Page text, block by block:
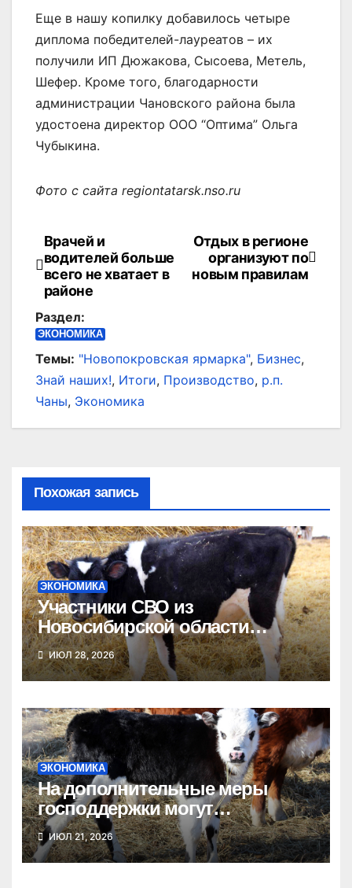
Еще в нашу копилку добавилось четыре
диплома победителей-лауреатов – их
получили ИП Дюжакова, Сысоева, Метель,
Шефер. Кроме того, благодарности
администрации Чановского района была
удостоена директор ООО “Оптима” Ольга
Чубыкина.
Фото с сайта regiontatarsk.nso.ru
Навигация
по
записям
Отдых в регионе
организуют по
новым правилам
Врачей и
водителей больше
всего не хватает в
районе
Раздел:
ЭКОНОМИКА
Темы: "Новопокровская ярмарка", Бизнес,
Знай наших!, Итоги, Производство, р.п.
Чаны, Экономика
Похожая запись
ЭКОНОМИКА
Участники СВО из
Новосибирской области
получат гранты на развитие
агробизнеса
ИЮЛ 28, 2026
ЭКОНОМИКА
На дополнительные меры
господдержки могут
рассчитывать новосибирские
фермеры
ИЮЛ 21, 2026